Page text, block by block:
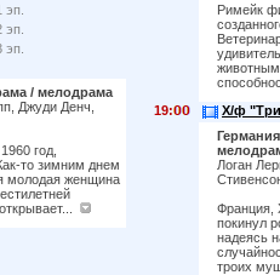
эп.
эп.
эп.
/ мелодрама
Джуди Денч,
год,
то зимним днем
молодая женщина
Римейк
19:
Х/ф
Логан
Франция,
покинул
надеясь
троих